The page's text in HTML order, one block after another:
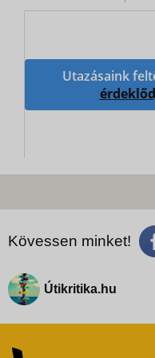
Utazásaink
Kövessen minket!
Útikritika.hu